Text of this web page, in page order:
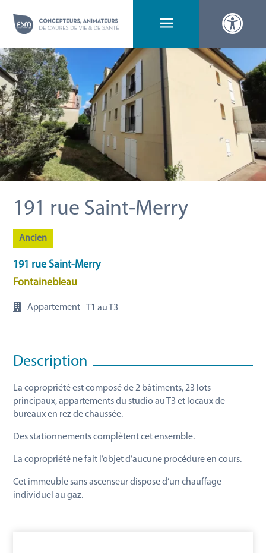
a 
191 rue Saint-Merry
Ancien
191 rue Saint-Merry
Fontainebleau
Appartement T1 au T3
Description
La copropriété est composé de 2 bâtiments, 23 lots
principaux, appartements du studio au T3 et locaux de
bureaux en rez de chaussée.
Des stationnements complètent cet ensemble.
La copropriété ne fait l’objet d’aucune procédure en cours.
Cet immeuble sans ascenseur dispose d’un chauffage
individuel au gaz.